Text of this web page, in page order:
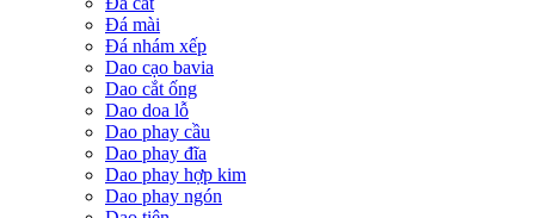
Đá mài
Đá nhám xếp
Dao cạo bavia
Dao cắt ống
Dao doa lỗ
Dao phay cầu
Dao phay đĩa
Dao phay hợp kim
Dao phay ngón